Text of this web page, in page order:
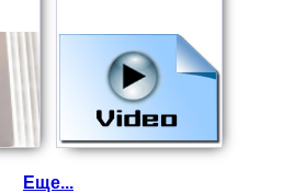
Еще...